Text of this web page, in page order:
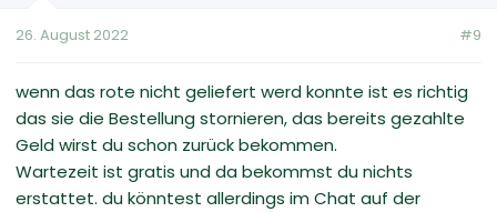
26. August 2022 #9
wenn das rote nicht geliefert werd konnte ist es richtig
das sie die Bestellung stornieren, das bereits gezahlte
Geld wirst du schon zurück bekommen.
Wartezeit ist gratis und da bekommst du nichts
erstattet. du könntest allerdings im Chat auf der